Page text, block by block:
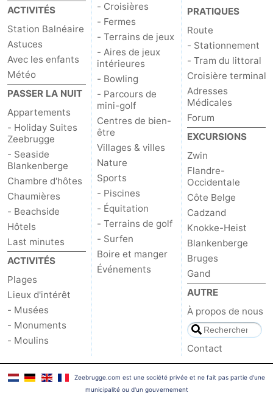
ACTIVITÉS
Station Balnéaire
Astuces
Avec les enfants
Météo
PASSER LA NUIT
Appartements
- Holiday Suites
Zeebrugge
- Seaside
Blankenberge
Chambre d'hôtes
Chaumières
- Beachside
Hôtels
Last minutes
ACTIVITÉS
Plages
Lieux d'intérêt
- Musées
- Monuments
- Moulins
- Croisières
- Fermes
- Terrains de jeux
- Aires de jeux
intérieures
- Bowling
- Parcours de
mini-golf
Centres de bien-
être
Villages & villes
Nature
Sports
- Piscines
- Équitation
- Terrains de golf
- Surfen
Boire et manger
Événements
PRATIQUES
Route
- Stationnement
- Tram du littoral
Croisière terminal
Adresses
Médicales
Forum
EXCURSIONS
Zwin
Flandre-
Occidentale
Côte Belge
Cadzand
Knokke-Heist
Blankenberge
Bruges
Gand
AUTRE
À propos de nous
Contact
Zeebrugge.com est une société privée et ne fait pas partie d'une
municipalité ou d'un gouvernement